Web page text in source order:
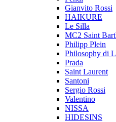
Gianvito Rossi
HAIKURE
Le Silla
MC2 Saint
Philipp Plein
Philosophy di
Prada
Saint Laurent
Santoni
Sergio Rossi
Valentino
NISSA
HIDESINS